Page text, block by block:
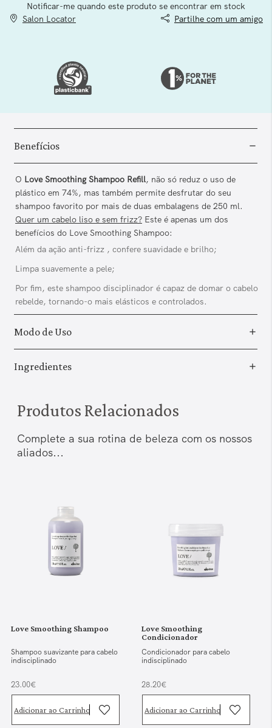
Notificar-me quando este produto se encontrar em stock
Salon Locator Partilhe com um amigo
Benefícios
O Love Smoothing Shampoo Refill, não só reduz o uso de
plástico em 74%, mas também permite desfrutar do seu
shampoo favorito por mais de duas embalagens de 250 ml.
Quer um cabelo liso e sem frizz? Este é apenas um dos
benefícios do Love Smoothing Shampoo:
Além da ação anti-frizz , confere suavidade e brilho;
Limpa suavemente a pele;
Por fim, este shampoo disciplinador é capaz de domar o cabelo
rebelde, tornando-o mais elásticos e controlados.
Modo de Uso
Ingredientes
Produtos Relacionados
Complete a sua rotina de beleza com os nossos
aliados...
Love Smoothing Shampoo
Shampoo suavizante para cabelo
indisciplinado
23.00€
Adicionar ao Carrinho
Love Smoothing
Condicionador
Condicionador para cabelo
indisciplinado
28.20€
Adicionar ao Carrinho